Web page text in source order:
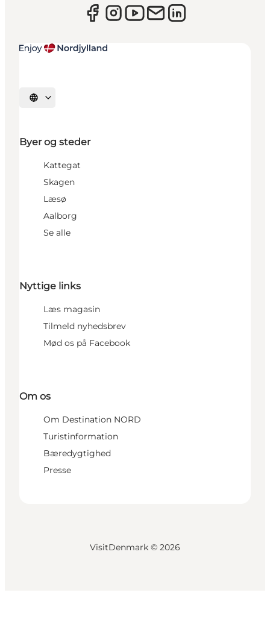
Vælg sprog
Byer og steder
Kattegat
Skagen
Læsø
Aalborg
Se alle
Nyttige links
Læs magasin
Tilmeld nyhedsbrev
Mød os på Facebook
Om os
Om Destination NORD
Turistinformation
Bæredygtighed
Presse
VisitDenmark © 2026